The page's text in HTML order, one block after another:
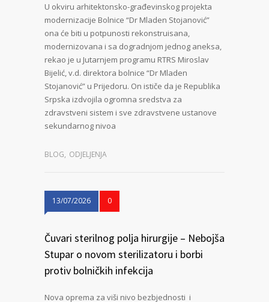
U okviru arhitektonsko-građevinskog projekta
modernizacije Bolnice “Dr Mladen Stojanović”
ona će biti u potpunosti rekonstruisana,
modernizovana i sa dogradnjom jednog aneksa,
rekao je u Jutarnjem programu RTRS Miroslav
Bijelić, v.d. direktora bolnice “Dr Mladen
Stojanović” u Prijedoru. On ističe da je Republika
Srpska izdvojila ogromna sredstva za
zdravstveni sistem i sve zdravstvene ustanove
sekundarnog nivoa
BLOG, ODJELJENJA
13/07/2026 0
Čuvari sterilnog polja hirurgije – Nebojša
Stupar o novom sterilizatoru i borbi
protiv bolničkih infekcija
Nova oprema za viši nivo bezbjednosti i